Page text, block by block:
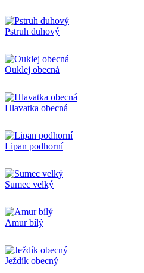
Pstruh duhový
Ouklej obecná
Hlavatka obecná
Lipan podhorní
Sumec velký
Amur bílý
Ježdík obecný